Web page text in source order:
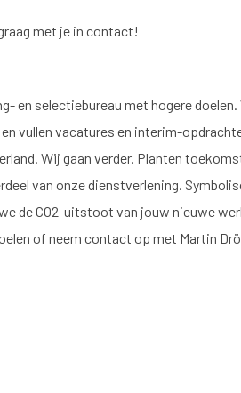
met je in contact!
en selectiebureau met hogere doelen.
vullen vacatures en interim-
Wij gaan verder. Planten
van onze dienstverlening.
de CO2-uitstoot van jouw nieuwe
of neem contact op met Martin